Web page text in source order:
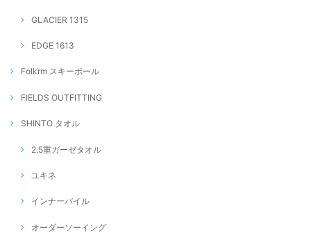
GLACIER 1315
EDGE 1613
Folkrm スキーポール
FIELDS OUTFITTING
SHINTO タオル
2.5重ガーゼタオル
ユキネ
インナーパイル
オーダーソーイング